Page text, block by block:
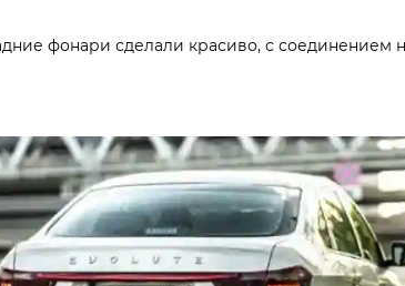
фонари сделали красиво, с соединением